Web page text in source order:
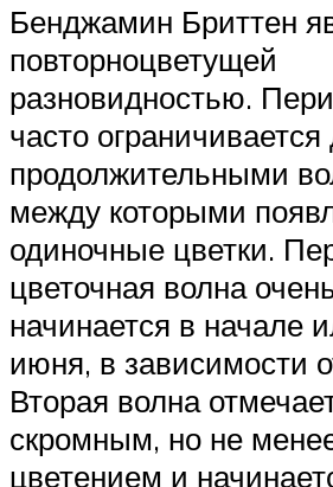
Бенджамин Бриттен
повторноцветущей
разновидностью.
часто
продолжительными
между которыми
одиночные цветки.
цветочная волна
начинается в начале
июня, в зависимости
Вторая волна
скромным, но не
цветением и